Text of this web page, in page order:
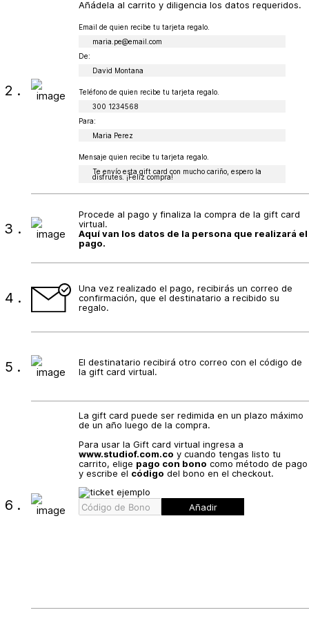
2.
Añádela al carrito y diligencia los datos requeridos.
Email de quien recibe tu tarjeta regalo.
maria.pe@email.com
De:
David Montana
Teléfono de quien recibe tu tarjeta regalo.
300 1234568
Para:
Maria Perez
Mensaje quien recibe tu tarjeta regalo.
Te envío esta gift card con mucho cariño, espero la
disfrutes. ¡Feliz compra!
3.
Procede al pago y finaliza la compra de la gift card
virtual.
Aquí van los datos de la persona que realizará el
pago.
4.
Una vez realizado el pago, recibirás un correo de
confirmación, que el destinatario a recibido su
regalo.
5.
El destinatario recibirá otro correo con el código de
la gift card virtual.
6.
La gift card puede ser redimida en un plazo máximo
de un año luego de la compra.
Para usar la Gift card virtual ingresa a
www.studiof.com.co y cuando tengas listo tu
carrito, elige pago con bono como método de pago
y escribe el código del bono en el checkout.
Añadir